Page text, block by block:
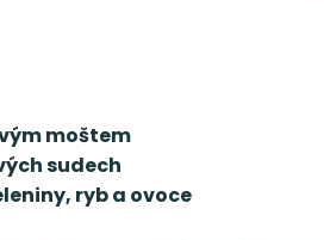
moštem
sudech
ryb a ovoce